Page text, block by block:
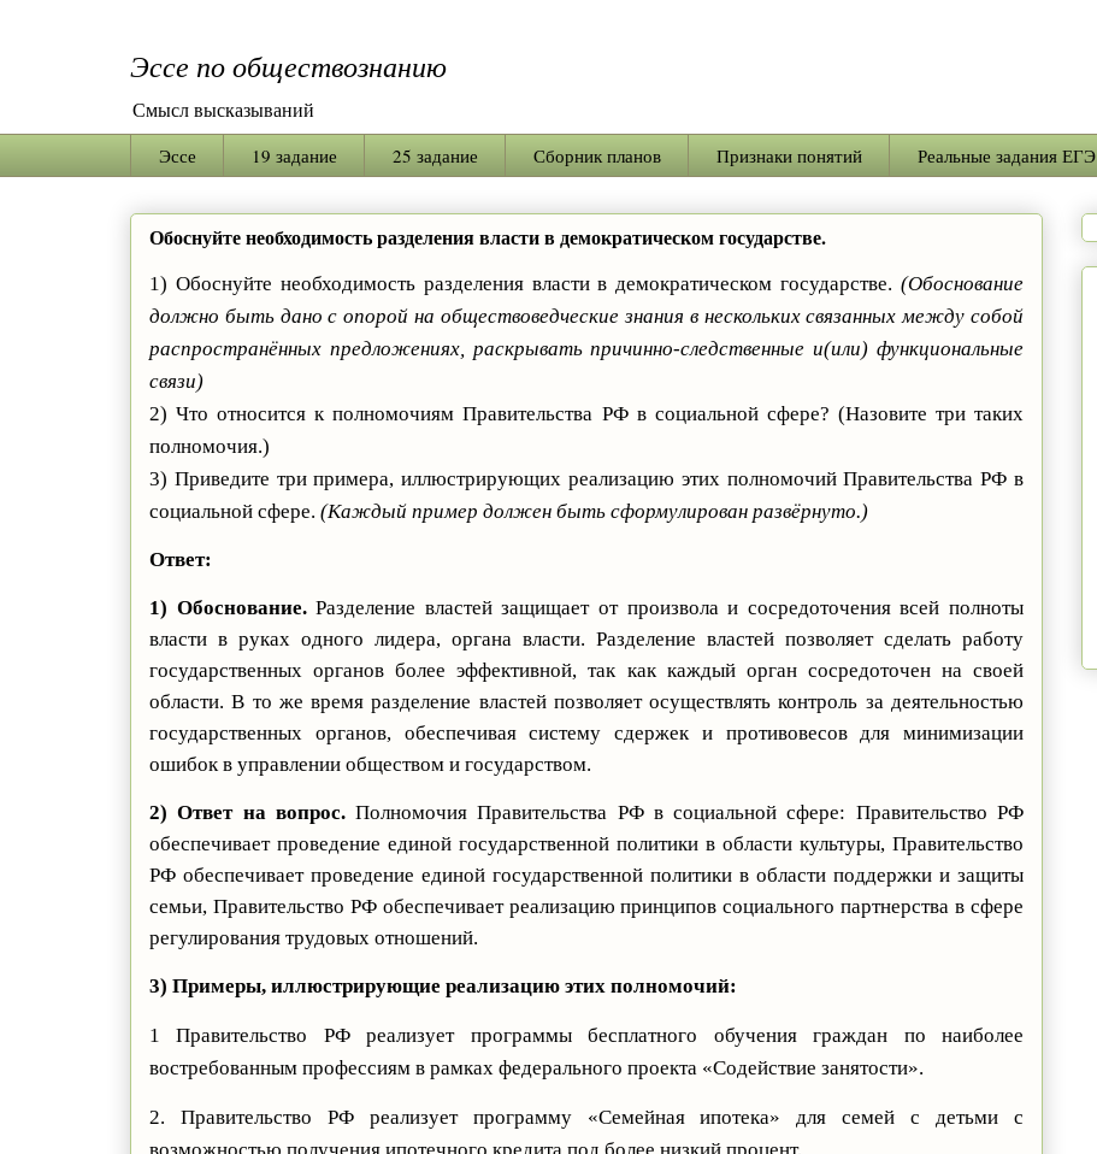
Эссе по обществознанию
Смысл высказываний
Эссе 19 задание 25 задание Сборник планов Признаки понятий Реальные задания ЕГЭ
Обоснуйте необходимость разделения власти в демократическом государстве.
1) Обоснуйте необходимость разделения власти в демократическом государстве. (Обоснование
должно быть дано с опорой на обществоведческие знания в нескольких связанных между собой
распространённых предложениях, раскрывать причинно-следственные и(или) функциональные
связи)
2) Что относится к полномочиям Правительства РФ в социальной сфере? (Назовите три таких
полномочия.)
3) Приведите три примера, иллюстрирующих реализацию этих полномочий Правительства РФ в
социальной сфере. (Каждый пример должен быть сформулирован развёрнуто.)
Ответ:
1) Обоснование.Разделение властей защищает от произвола и сосредоточения всей полноты
власти в руках одного лидера, органа власти. Разделение властей позволяет сделать работу
государственных органов более эффективной, так как каждый орган сосредоточен на своей
области. В то же время разделение властей позволяет осуществлять контроль за деятельностью
государственных органов, обеспечивая систему сдержек и противовесов для минимизации
ошибок в управлении обществом и государством.
2) Ответ на вопрос.Полномочия Правительства РФ в социальной сфере: Правительство РФ
обеспечивает проведение единой государственной политики в области культуры, Правительство
РФ обеспечивает проведение единой государственной политики в области поддержки и защиты
семьи, Правительство РФ обеспечивает реализацию принципов социального партнерства в сфере
регулирования трудовых отношений.
3) Примеры, иллюстрирующие реализацию этих полномочий:
1 Правительство РФ реализует программы бесплатного обучения граждан по наиболее
востребованным профессиям в рамках федерального проекта «Содействие занятости».
2. Правительство РФ реализует программу «Семейная ипотека» для семей с детьми с